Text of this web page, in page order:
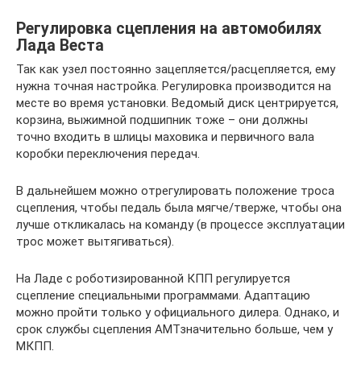
Регулировка сцепления на автомобилях
Лада Веста
Так как узел постоянно зацепляется/расцепляется, ему
нужна точная настройка. Регулировка производится на
месте во время установки. Ведомый диск центрируется,
корзина, выжимной подшипник тоже – они должны
точно входить в шлицы маховика и первичного вала
коробки переключения передач.
В дальнейшем можно отрегулировать положение троса
сцепления, чтобы педаль была мягче/тверже, чтобы она
лучше откликалась на команду (в процессе эксплуатации
трос может вытягиваться).
На Ладе с роботизированной КПП регулируется
сцепление специальными программами. Адаптацию
можно пройти только у официального дилера. Однако, и
срок службы сцепления АМТзначительно больше, чем у
МКПП.